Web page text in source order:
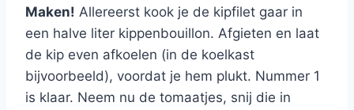
Maken! Allereerst kook je de kipfilet gaar in
een halve liter kippenbouillon. Afgieten en laat
de kip even afkoelen (in de koelkast
bijvoorbeeld), voordat je hem plukt. Nummer 1
is klaar. Neem nu de tomaatjes, snij die in